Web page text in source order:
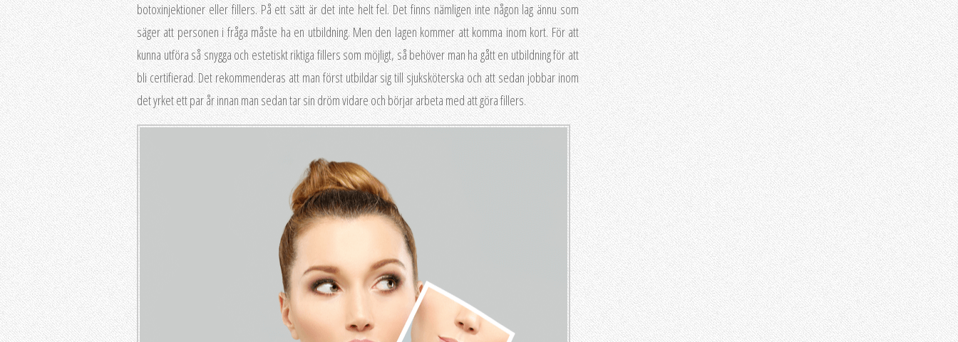
botoxinjektioner eller fillers. På ett sätt är det inte helt fel. Det finns nämligen inte någon lag ännu som
säger att personen i fråga måste ha en utbildning. Men den lagen kommer att komma inom kort. För att
kunna utföra så snygga och estetiskt riktiga fillers som möjligt, så behöver man ha gått en utbildning för att
bli certifierad. Det rekommenderas att man först utbildar sig till sjuksköterska och att sedan jobbar inom
det yrket ett par år innan man sedan tar sin dröm vidare och börjar arbeta med att göra fillers.